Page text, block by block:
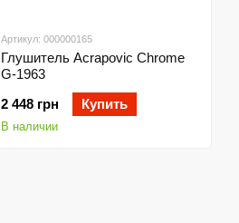
Артикул: 000000165
Глушитель Acrapovic Chrome
G-1963
2 448 грн
Купить
В наличии